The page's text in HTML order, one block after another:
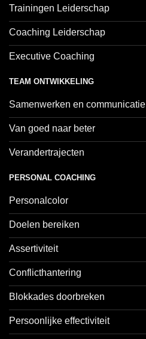
Trainingen Leiderschap
Coaching Leiderschap
Executive Coaching
TEAM ONTWIKKELING
Samenwerken en communicatie
Van goed naar beter
Verandertrajecten
PERSONAL COACHING
Personalcolor
Doelen bereiken
Assertiviteit
Conflicthantering
Blokkades doorbreken
Persoonlijke effectiviteit